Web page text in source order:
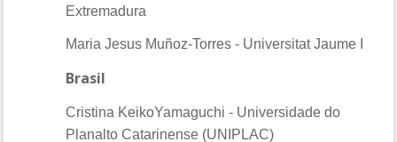
Extremadura
Maria Jesus Muñoz-Torres - Universitat Jaume I
Brasil
Cristina KeikoYamaguchi - Universidade do
Planalto Catarinense (UNIPLAC)